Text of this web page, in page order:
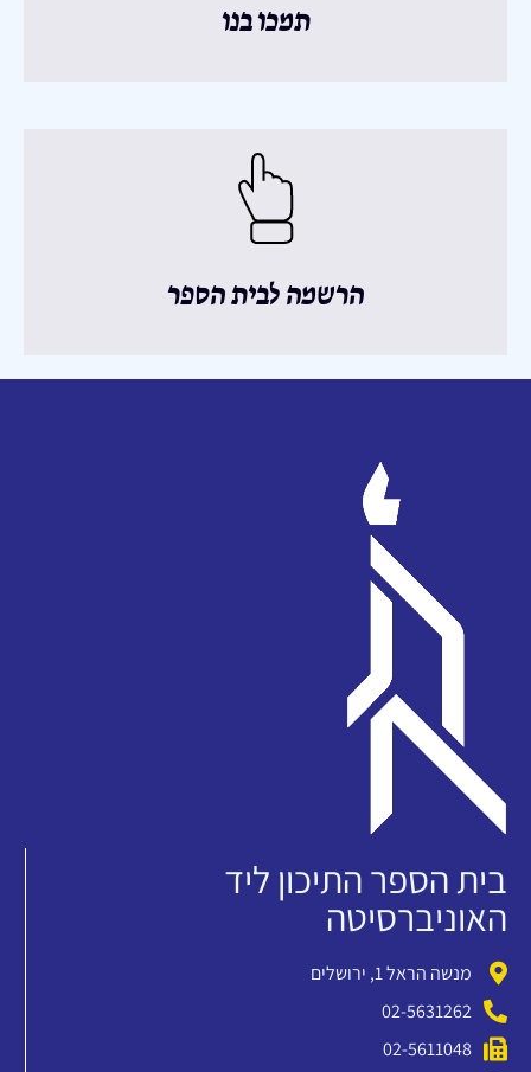
תמכו בנו
הרשמה לבית הספר
בית הספר התיכון ליד
האוניברסיטה
מנשה הראל 1, ירושלים
02-5631262
02-5611048